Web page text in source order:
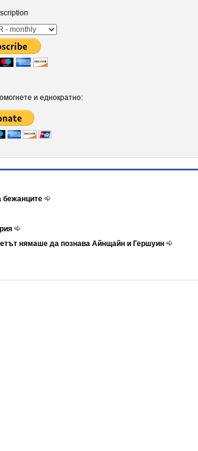
и еднократно:
бежанците
нямаше да познава Айнщайн и Гершуин